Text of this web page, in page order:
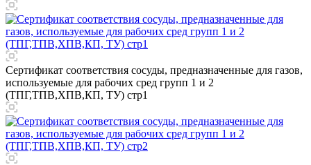
Сертификат соответствия сосуды, предназначенные для газов,
используемые для рабочих сред групп 1 и 2
(ТПГ,ТПВ,ХПВ,КП, ТУ) стр1